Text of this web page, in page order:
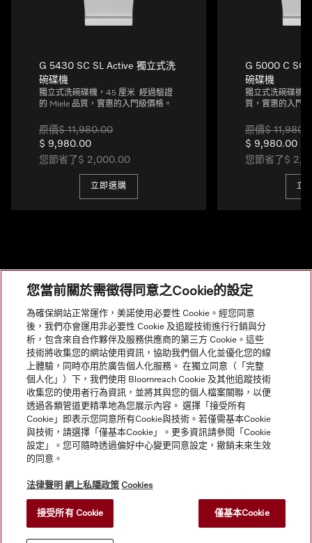
G 5430 SC SL Active 獨立式洗
碗碟機
獨立式洗碗碟機，45 厘米 經過驗證
的 Miele 品質，實惠的入門級價格。
原價$ 11,980.00
$ 9,980.00
您節省了$ 2,000.00
立即選購
G 5000 C SC
碗碟機
獨立式洗碗碟機
質，實惠的入門
原價$
$ 9,980.00
您節省了$
立
網站導航
服務
© Copyright, Miele Hong Kong Ltd. All rights reserved.
您當前關於需徵得同意之Cookie的設定
為確保網站正常運作，美諾使用必要性 Cookie。經您同意
後，我們亦會運用非必要性 Cookie 及追蹤技術進行行銷與分
析，包含來自合作夥伴及服務供應商的第三方 Cookie。這些
技術將收集您的網站使用資訊，協助我們個人化並優化您的線
上體驗，同時亦用於廣告個人化服務。 在獨立同意（「完整
個人化」）下，我們使用 Bloomreach Cookie 及其他追蹤技術
收集您的使用者行為資訊，並將其與您的個人檔案關聯，以便
透過各類管道更精準地為您展示內容。 選擇「接受所有
Cookie」即表示您同意所有Cookie與技術。若僅需基本Cookie
與技術，請選擇「僅基本Cookie」。更多資訊請參閱「Cookie
設定」。您可隨時透過偏好中心變更同意設定，撤銷未來生效
的同意。
法律聲明 網上私隱政策 Cookies
接受所有 Cookie 僅基本Cookie